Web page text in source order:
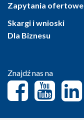
Zapytania ofertowe
Skargi i wnioski
Dla Biznesu
Znajdź nas na